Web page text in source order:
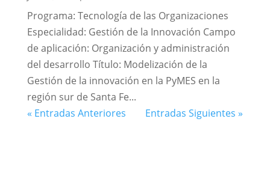
Programa: Tecnología de las Organizaciones
Especialidad: Gestión de la Innovación Campo
de aplicación: Organización y administración
del desarrollo Título: Modelización de la
Gestión de la innovación en la PyMES en la
región sur de Santa Fe...
« Entradas Anteriores
Entradas Siguientes »